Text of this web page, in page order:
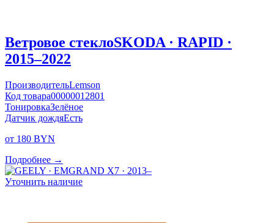
Ветровое стеклоSKODA · RAPID ·
2015–2022
ПроизводительLemson
Код товара00000012801
ТонировкаЗелёное
Датчик дождяЕсть
от 180 BYN
Подробнее →
Уточнить наличие